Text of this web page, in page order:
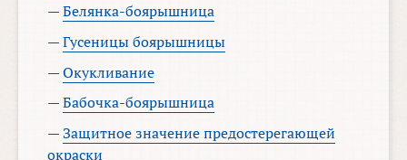
—Белянка-боярышница
—Гусеницы боярышницы
—Окукливание
—Бабочка-боярышница
—Защитное значение предостерегающей
окраски